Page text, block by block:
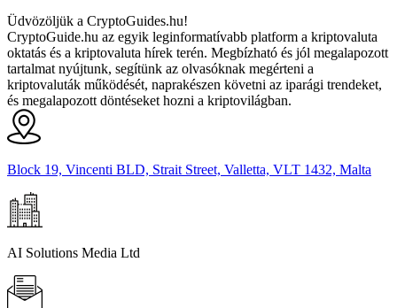
Üdvözöljük a CryptoGuides.hu!
CryptoGuide.hu az egyik leginformatívabb platform a kriptovaluta
oktatás és a kriptovaluta hírek terén. Megbízható és jól megalapozott
tartalmat nyújtunk, segítünk az olvasóknak megérteni a
kriptovaluták működését, naprakészen követni az iparági trendeket,
és megalapozott döntéseket hozni a kriptovilágban.
Block 19, Vincenti BLD, Strait Street, Valletta, VLT 1432, Malta
AI Solutions Media Ltd